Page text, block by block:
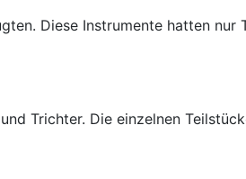
Diese Instrumente hatten nur
Trichter. Die einzelnen